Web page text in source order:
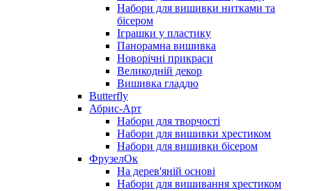
Набори для вишивки нитками та
бісером
Іграшки у пластику
Панорамна вишивка
Новорічні прикраси
Великодній декор
Вишивка гладдю
Butterfly
Абрис-Арт
Набори для творчості
Набори для вишивки хрестиком
Набори для вишивки бісером
ФрузелОк
На дерев'яній основі
Набори для вишивання хрестиком